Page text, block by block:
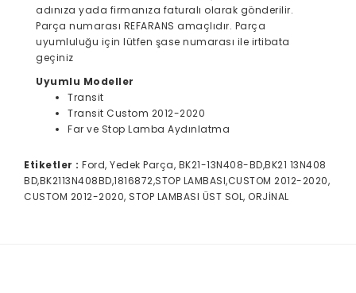
adınıza yada firmanıza faturalı olarak gönderilir.
Parça numarası REFARANS amaçlıdır. Parça
uyumluluğu için lütfen şase numarası ile irtibata
geçiniz
Uyumlu Modeller
Transit
Transit Custom 2012-2020
Far ve Stop Lamba Aydınlatma
Etiketler : Ford, Yedek Parça, BK21-13N408-BD,BK21 13N408
BD,BK2113N408BD,1816872,STOP LAMBASI,CUSTOM 2012-2020,
CUSTOM 2012-2020, STOP LAMBASI ÜST SOL, ORJİNAL